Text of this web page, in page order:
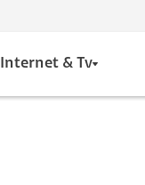
Internet & Tv